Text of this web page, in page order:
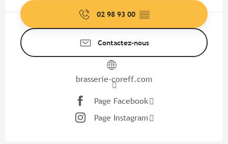
02 98 93 00 ▒▒
Contactez-nous
brasserie-coreff.com
Page Facebook
Page Instagram